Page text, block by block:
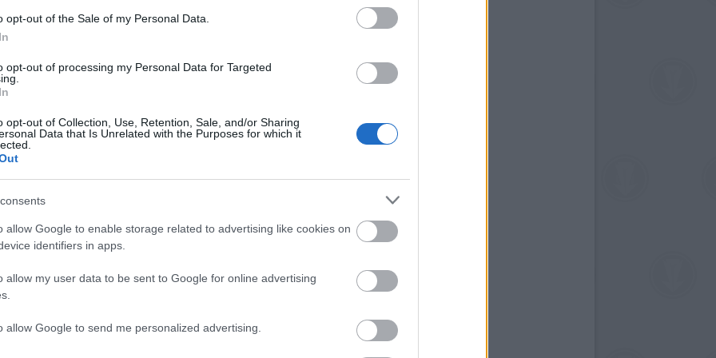
opt-out of the Sale of my Personal Data.
opt-out of processing my Personal Data for Targeted
opt-out of Collection, Use, Retention, Sale, and/or Sharing
Data that Is Unrelated with the Purposes for which it
allow Google to enable storage related to advertising like cookies on
identifiers in apps.
allow my user data to be sent to Google for online advertising
allow Google to send me personalized advertising.
IS JELENTŐS
RÉGÉSZETI